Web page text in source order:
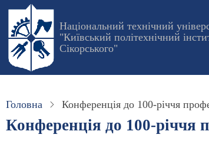
Перейти
основного
вмісту
Національний технічний
"Київський політехнічний
Сікорського"
Головна Конференція до 100-річчя
Конференція до 100-річчя